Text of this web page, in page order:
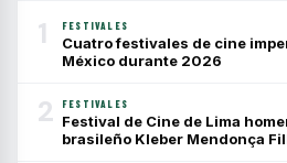
1 FESTIVALES
Cuatro festivales de cine
México durante 2026
2 FESTIVALES
Festival de Cine de Lima
brasileño Kleber Mendonça